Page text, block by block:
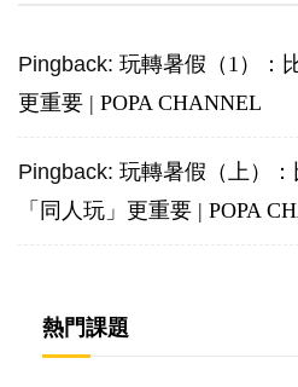
Pingback: 玩轉暑假（1）：
更重要 | POPA CHANNEL
Pingback: 玩轉暑假（上）
「同人玩」更重要 | POPA
熱門課題